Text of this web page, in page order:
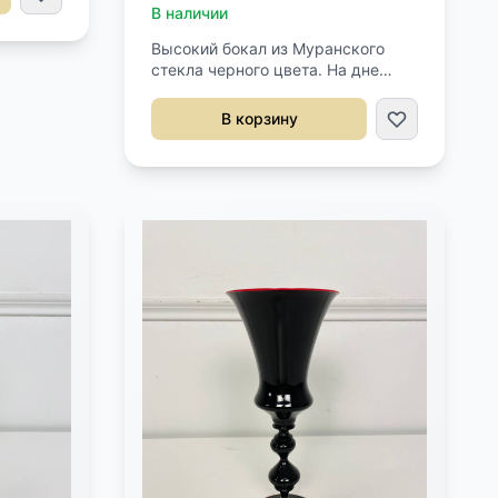
В наличии
Высокий бокал из Муранского
стекла черного цвета. На дне
В корзину